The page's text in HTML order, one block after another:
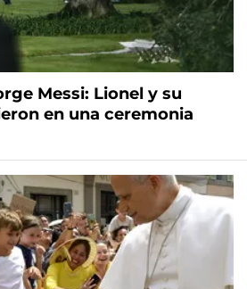
Messi: Lionel y su
en una ceremonia